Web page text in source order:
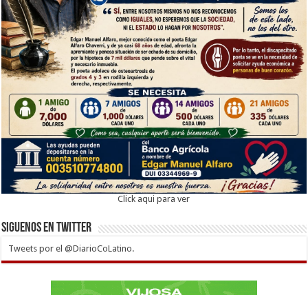
Click aqui para ver
Siguenos en twitter
Tweets por el @DiarioCoLatino.